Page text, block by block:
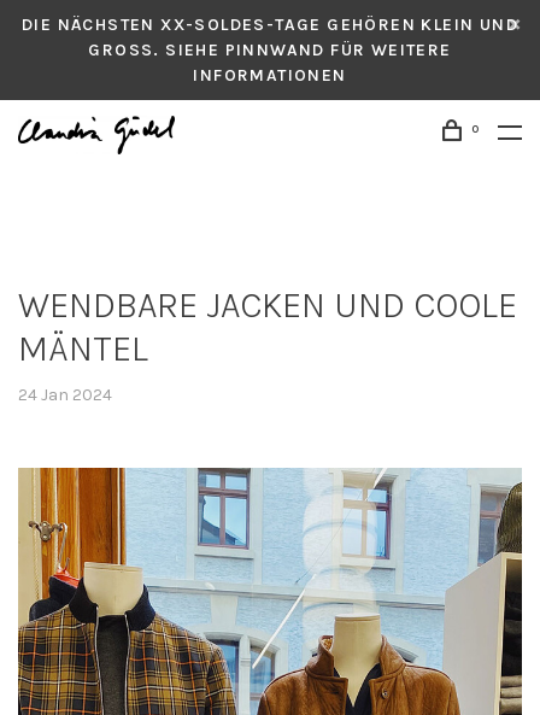
DIE NÄCHSTEN XX-SOLDES-TAGE GEHÖREN KLEIN UND
GROSS. SIEHE PINNWAND FÜR WEITERE
INFORMATIONEN
0
WENDBARE JACKEN UND COOLE
MÄNTEL
24 Jan 2024